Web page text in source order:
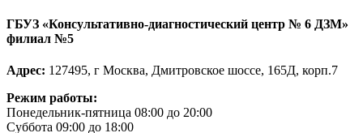
ГБУЗ «Консультативно-диагностический центр № 6 ДЗМ»
филиал №5
Адрес: 127495, г Москва, Дмитровское шоссе, 165Д, корп.7
Режим работы:
Понедельник-пятница 08:00 до 20:00
Суббота 09:00 до 18:00